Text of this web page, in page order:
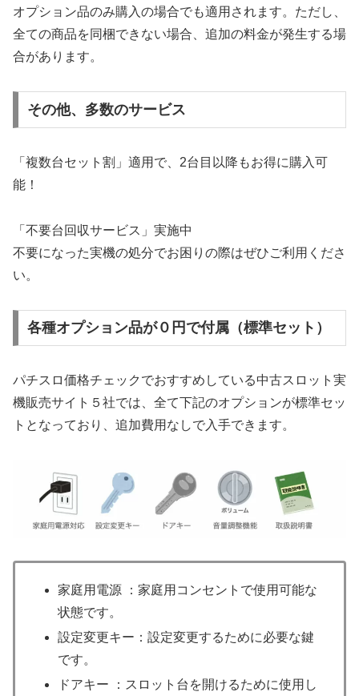
オプション品のみ購入の場合でも適用されます。ただし、
全ての商品を同梱できない場合、追加の料金が発生する場
合があります。
その他、多数のサービス
「複数台セット割」適用で、2台目以降もお得に購入可
能！
「不要台回収サービス」実施中
不要になった実機の処分でお困りの際はぜひご利用くださ
い。
各種オプション品が０円で付属（標準セット）
パチスロ価格チェックでおすすめしている中古スロット実
機販売サイト５社では、全て下記のオプションが標準セッ
トとなっており、追加費用なしで入手できます。
家庭用電源 ：家庭用コンセントで使用可能な
状態です。
設定変更キー：設定変更するために必要な鍵
です。
ドアキー ：スロット台を開けるために使用し